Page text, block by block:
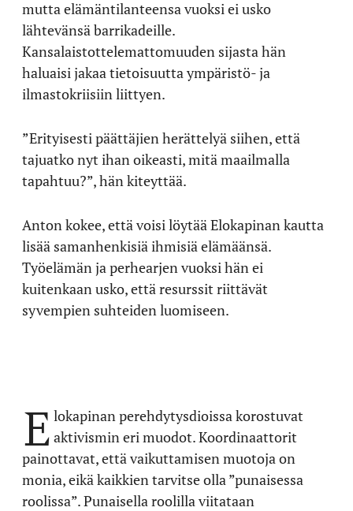
mutta elämäntilanteensa vuoksi ei usko
lähtevänsä barrikadeille.
Kansalaistottelemattomuuden sijasta hän
haluaisi jakaa tietoisuutta ympäristö- ja
ilmastokriisiin liittyen.
”Erityisesti päättäjien herättelyä siihen, että
tajuatko nyt ihan oikeasti, mitä maailmalla
tapahtuu?”, hän kiteyttää.
Anton kokee, että voisi löytää Elokapinan kautta
lisää samanhenkisiä ihmisiä elämäänsä.
Työelämän ja perhearjen vuoksi hän ei
kuitenkaan usko, että resurssit riittävät
syvempien suhteiden luomiseen.
E lokapinan perehdytysdioissa korostuvat
aktivismin eri muodot. Koordinaattorit
painottavat, että vaikuttamisen muotoja on
monia, eikä kaikkien tarvitse olla ”punaisessa
roolissa”. Punaisella roolilla viitataan